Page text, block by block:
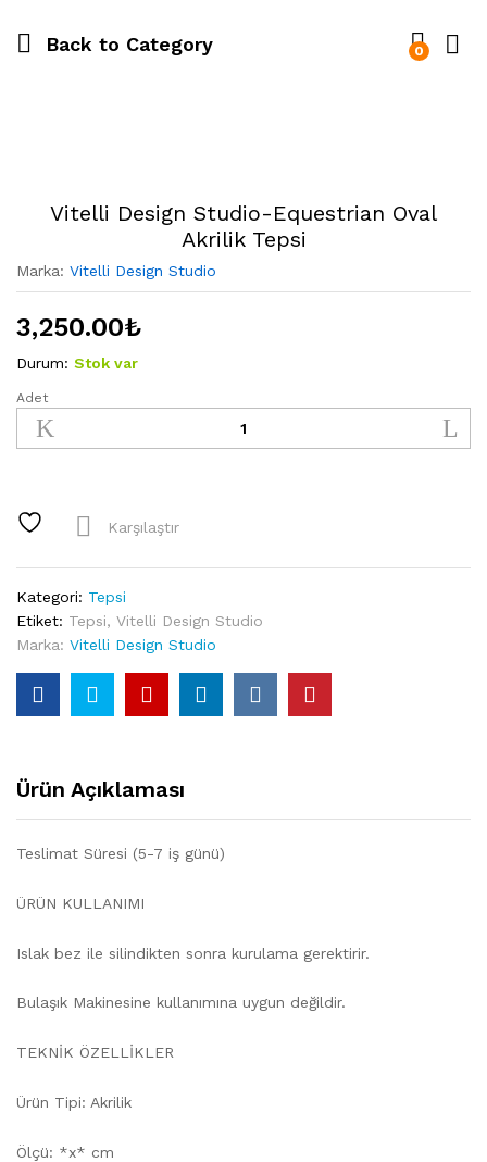
Back to Category 0
Vitelli Design Studio-Equestrian Oval
Akrilik Tepsi
Marka: Vitelli Design Studio
3,250.00₺
Durum: Stok var
Vitelli
Design
Studio-
Akrilik
quantity
Adet
Karşılaştır
Kategori: Tepsi
Etiket: Tepsi, Vitelli Design Studio
Marka: Vitelli Design Studio
Ürün Açıklaması
Teslimat Süresi (5-7 iş günü)
ÜRÜN KULLANIMI
Islak bez ile silindikten sonra kurulama gerektirir.
Bulaşık Makinesine kullanımına uygun değildir.
TEKNİK ÖZELLİKLER
Ürün Tipi: Akrilik
Ölçü: *x* cm